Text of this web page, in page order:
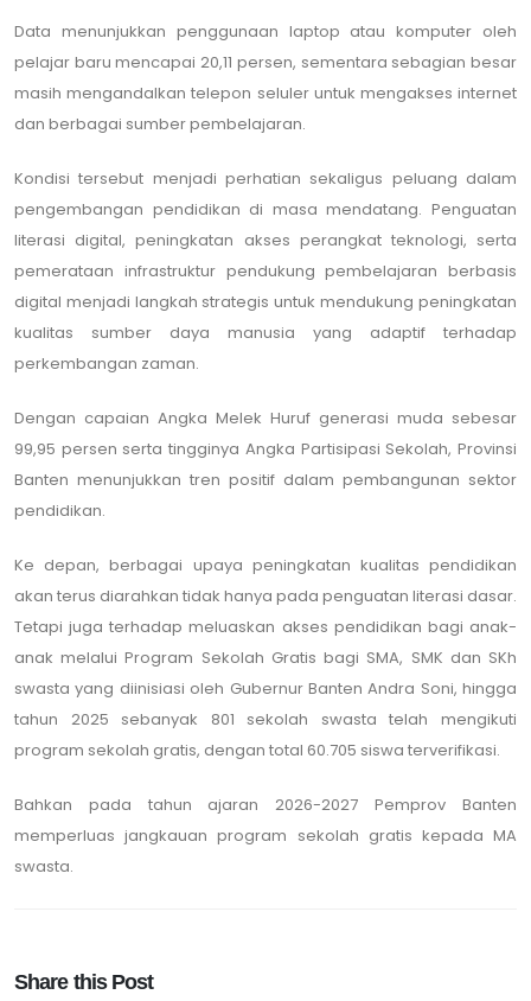
Data menunjukkan penggunaan laptop atau komputer oleh
pelajar baru mencapai 20,11 persen, sementara sebagian besar
masih mengandalkan telepon seluler untuk mengakses internet
dan berbagai sumber pembelajaran.
Kondisi tersebut menjadi perhatian sekaligus peluang dalam
pengembangan pendidikan di masa mendatang. Penguatan
literasi digital, peningkatan akses perangkat teknologi, serta
pemerataan infrastruktur pendukung pembelajaran berbasis
digital menjadi langkah strategis untuk mendukung peningkatan
kualitas sumber daya manusia yang adaptif terhadap
perkembangan zaman.
Dengan capaian Angka Melek Huruf generasi muda sebesar
99,95 persen serta tingginya Angka Partisipasi Sekolah, Provinsi
Banten menunjukkan tren positif dalam pembangunan sektor
pendidikan.
Ke depan, berbagai upaya peningkatan kualitas pendidikan
akan terus diarahkan tidak hanya pada penguatan literasi dasar.
Tetapi juga terhadap meluaskan akses pendidikan bagi anak-
anak melalui Program Sekolah Gratis bagi SMA, SMK dan SKh
swasta yang diinisiasi oleh Gubernur Banten Andra Soni, hingga
tahun 2025 sebanyak 801 sekolah swasta telah mengikuti
program sekolah gratis, dengan total 60.705 siswa terverifikasi.
Bahkan pada tahun ajaran 2026-2027 Pemprov Banten
memperluas jangkauan program sekolah gratis kepada MA
swasta.
Share this Post